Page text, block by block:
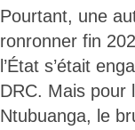
Pourtant, une
ronronner fin
l’État s’était
DRC. Mais pour
Ntubuanga, le